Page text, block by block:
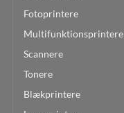
Fotoprintere
Multifunktionsprintere
Scannere
Tonere
Blækprintere